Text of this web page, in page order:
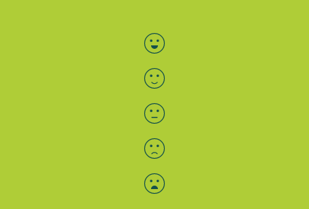
Bewertung auswählen